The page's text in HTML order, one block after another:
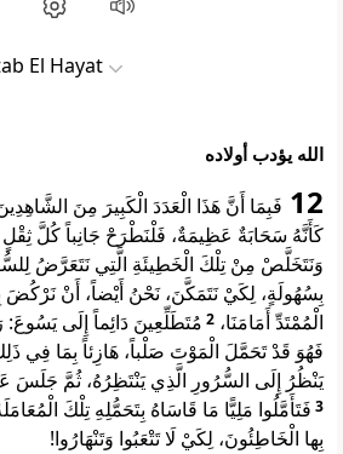
El Hayat
الله يؤدب أولاده
12 فَبِمَا أَنَّ هَذَا الْعَدَدَ الْكَبِيرَ مِنَ
كَأَنَّهُ سَحَابَةٌ عَظِيمَةٌ، فَلْنَطْرَحْ جَانِباً كُلَّ ثِقْلٍ
وَنَتَخَلَّصْ مِنْ تِلْكَ الْخَطِيئَةِ الَّتِي نَتَعَرَّضُ
بِسُهُولَةٍ، لِكَيْ نَتَمَكَّنَ، نَحْنُ أَيْضاً، أَنْ نَرْكُضَ
الْمُمْتَدِّ أَمَامَنَا، 2 مُتَطَلِّعِينَ دَائِماً إِلَى يَسُوعَ:
فَهُوَ قَدْ تَحَمَّلَ الْمَوْتَ صَلْباً، هَازِئاً بِمَا فِي
يَنْظُرُ إِلَى السُّرُورِ الَّذِي يَنْتَظِرُهُ، ثُمَّ
3 فَتَأَمَّلُوا مَلِيًّا مَا قَاسَاهُ بِتَحَمُّلِهِ تِلْكَ
بِها الْخَاطِئُونَ، لِكَيْ لَا تَتْعَبُوا وَتَنْهَارُوا!